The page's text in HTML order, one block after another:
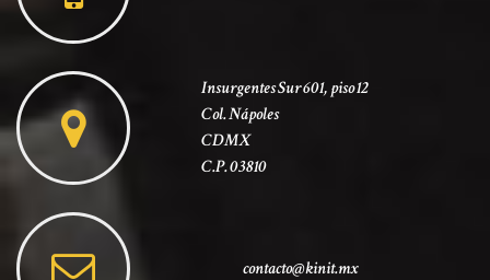
Insurgentes Sur 601, piso 12
Col. Nápoles
CDMX
C.P. 03810
contacto@kinit.mx